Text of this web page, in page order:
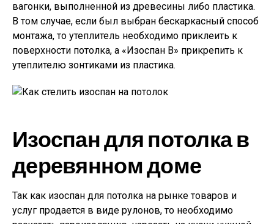
вагонки, выполненной из древесины либо пластика.
В том случае, если был выбран бескаркасный способ
монтажа, то утеплитель необходимо приклеить к
поверхности потолка, а «Изоспан В» прикрепить к
утеплителю зонтиками из пластика.
Изоспан для потолка в
деревянном доме
Так как изоспан для потолка на рынке товаров и
услуг продается в виде рулонов, то необходимо